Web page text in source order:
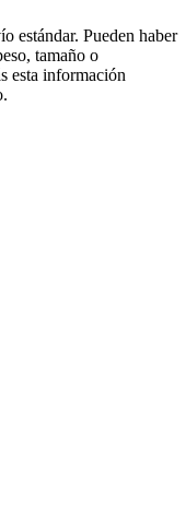
estándar. Pueden haber
tamaño o
esta información